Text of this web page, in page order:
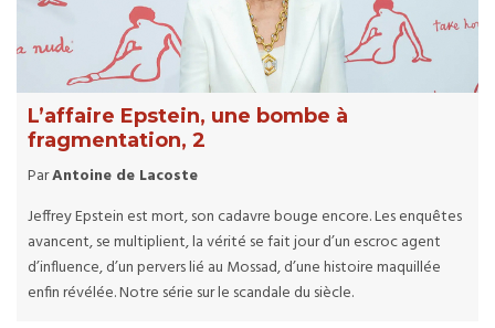
L’affaire Epstein, une bombe à
fragmentation, 2
ParAntoine de Lacoste
Jeffrey Epstein est mort, son cadavre bouge encore. Les enquêtes
avancent, se multiplient, la vérité se fait jour d’un escroc agent
d’influence, d’un pervers lié au Mossad, d’une histoire maquillée
enfin révélée. Notre série sur le scandale du siècle.